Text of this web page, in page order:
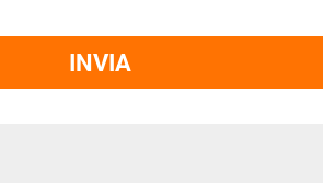
INVIA